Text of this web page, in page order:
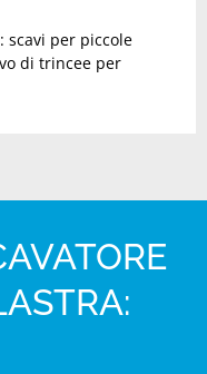
scavi per piccole
di trincee per